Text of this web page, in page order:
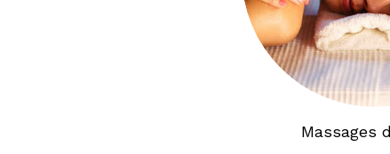
Massages